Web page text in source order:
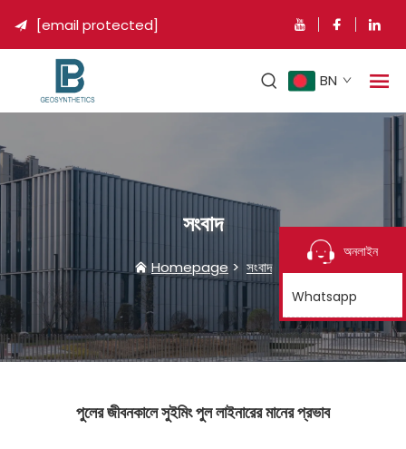
 [email protected]
BN
সংবাদ
Homepage > সংবাদ
পুলের জীবনকালে সুইমিং পুল লাইনারের মানের প্রভাব
অনলাইন
Whatsapp